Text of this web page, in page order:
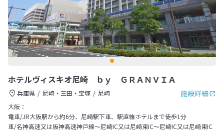
ホテルヴィスキオ尼崎 ｂｙ ＧＲＡＮＶＩＡ
施設詳細
兵庫県 尼崎・三田・宝塚
尼崎
大阪：
電車/JR大阪駅から約6分、尼崎駅下車、駅直結ホテルまで徒歩1分
車/名神高速又は阪神高速神戸線～尼崎IC又は尼崎東IC～尼崎IC又は尼崎東IC